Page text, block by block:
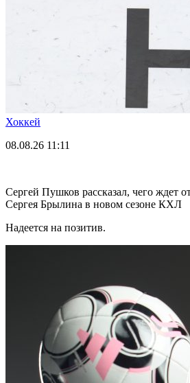
Хоккей
08.08.26 11:11
Сергей Пушков рассказал, чего ждет
Сергея Брылина в новом сезоне КХЛ
Надеется на позитив.